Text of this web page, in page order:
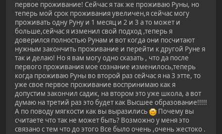
первое проживание! Сейчас я так же проживаю Руны, но
теперь мой срок проживания увеличен,я сейчас могу
проживать одну Руну и 1 месяц и 2 и 3 а то может и
больше,сейчас я изменил свой подход ,теперь я
доверился полностью Рунам и вот когда они посчитают
нужным закончить проживание и перейти к другой Руне я
так и делаю! Но я вам могу одно сказать , что да после
первого проживания мое сознание изменилось,теперь
когда проживаю Руны во второй раз сейчас я на 3 этте, то
уже свое первое проживание воспринимаю как я
допустим закончил садик, на втором это уже школа, а вот
думаю на третий раз это будет как Высшее образование!!!!!
А по поводу мягкости как вы выразились
Почему вы
считаете что так не может быть? Возможно у меня это
связано с тем что до этого Все было очень ,очень жестоко .